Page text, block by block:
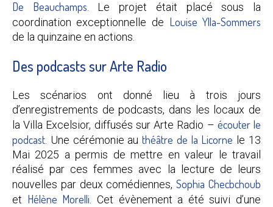
De Beauchamps . Le projet était placé sous la
coordination exceptionnelle de Louise Ylla-Sommers
de la quinzaine en actions.
Des podcasts sur Arte Radio
Les scénarios ont donné lieu à trois jours
d’enregistrements de podcasts, dans les locaux de
la Villa Excelsior, diffusés sur Arte Radio – écouter le
podcast. Une cérémonie authéâtre de la Licorne le 13
Mai 2025 a permis de mettre en valeur le travail
réalisé par ces femmes avec la lecture de leurs
nouvelles par deux comédiennes,Sophia Checbchoub
et Hélène Morelli . Cet évènement a été suivi d’une